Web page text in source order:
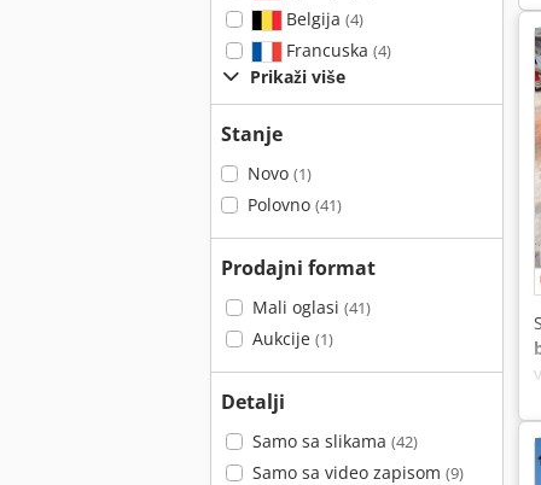
Belgija (4)
Francuska (4)
Prikaži više
Stanje
Novo (1)
Polovno (41)
Prodajni format
Mali oglasi (41)
Aukcije (1)
Detalji
Samo sa slikama (42)
Samo sa video zapisom (9)